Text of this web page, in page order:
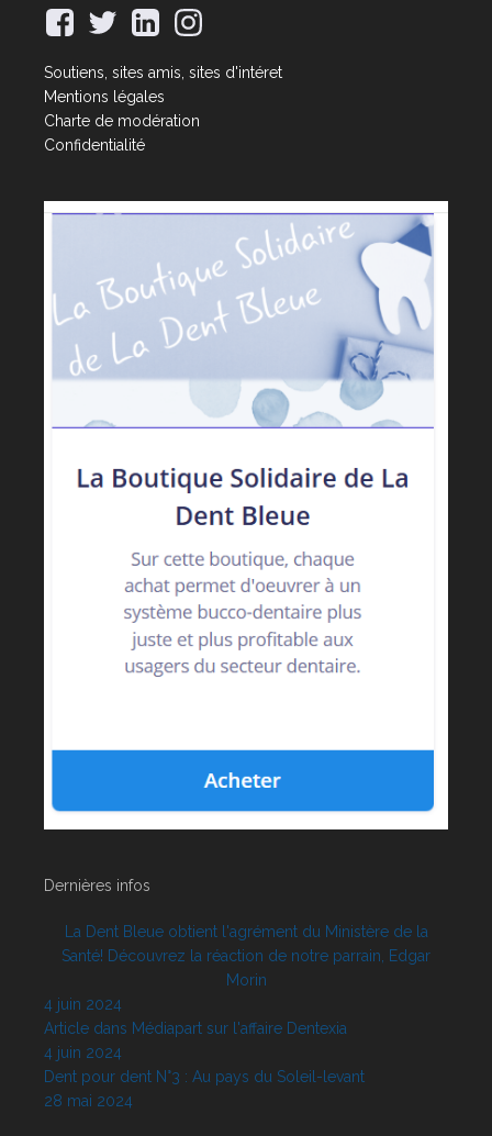
Soutiens, sites amis, sites d'intéret
Mentions légales
Charte de modération
Confidentialité
Dernières infos
La Dent Bleue obtient l'agrément du Ministère de la
Santé! Découvrez la réaction de notre parrain, Edgar
Morin
4 juin 2024
Article dans Médiapart sur l'affaire Dentexia
4 juin 2024
Dent pour dent N°3 : Au pays du Soleil-levant
28 mai 2024